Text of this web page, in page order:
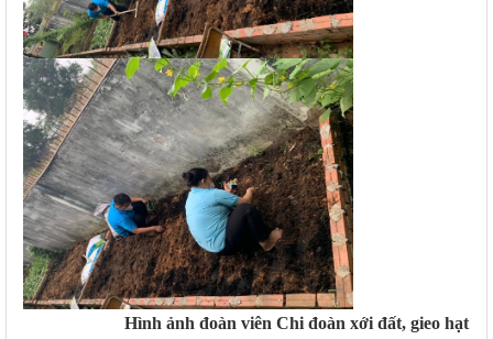
Hình ảnh đoàn viên Chi đoàn xới đất, gieo hạt